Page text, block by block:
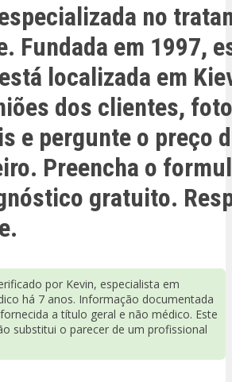
no
Fundada em 1997,
localizada em
dos clientes,
e pergunte o preço
Preencha o
gratuito.
por Kevin, especialista em
há 7 anos. Informação documentada
a título geral e não médico. Este
substitui o parecer de um profissional